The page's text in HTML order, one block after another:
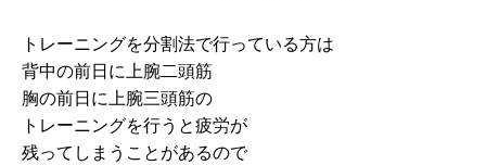
トレーニングを分割法で行っている方は
背中の前日に上腕二頭筋
胸の前日に上腕三頭筋の
トレーニングを行うと疲労が
残ってしまうことがあるので